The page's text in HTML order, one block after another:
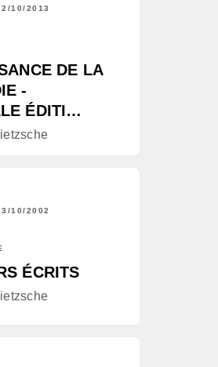
10/2013
DE LA
-
ÉDITI…
10/2002
ÉCRITS